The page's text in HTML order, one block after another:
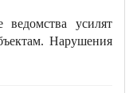
усилят
Нарушения